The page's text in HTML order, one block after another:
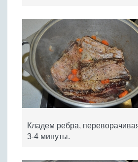
Кладем ребра,
3-4 минуты.